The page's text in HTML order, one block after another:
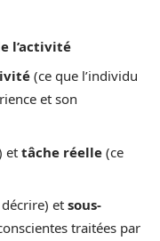
l’activité
(ce que l’individu
et son
ettâche réelle (ce
et sous-
traitées par